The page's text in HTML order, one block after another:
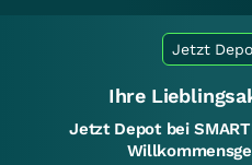
Jetzt
Ihre
Jetzt Depot bei